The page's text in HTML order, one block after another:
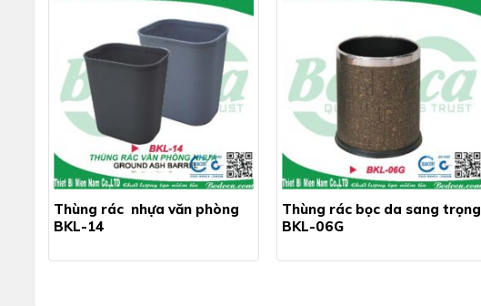
Thùng rác nhựa văn phòng
BKL-14
Thùng rác bọc da sang trọng
BKL-06G